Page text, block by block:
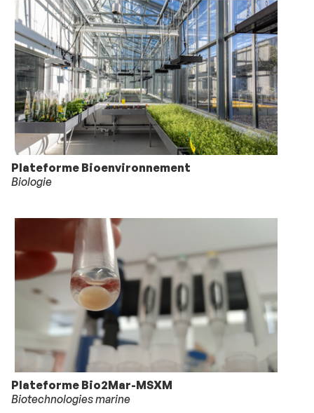
Plateforme Bioenvironnement
Biologie
Plateforme Bio2Mar-MSXM
Biotechnologies marine